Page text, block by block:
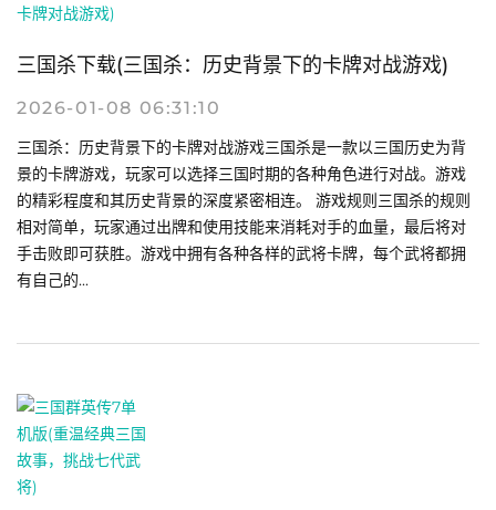
三国杀下载(三国杀：历史背景下的卡牌对战游戏)
2026-01-08 06:31:10
三国杀：历史背景下的卡牌对战游戏三国杀是一款以三国历史为背
景的卡牌游戏，玩家可以选择三国时期的各种角色进行对战。游戏
的精彩程度和其历史背景的深度紧密相连。 游戏规则三国杀的规则
相对简单，玩家通过出牌和使用技能来消耗对手的血量，最后将对
手击败即可获胜。游戏中拥有各种各样的武将卡牌，每个武将都拥
有自己的...